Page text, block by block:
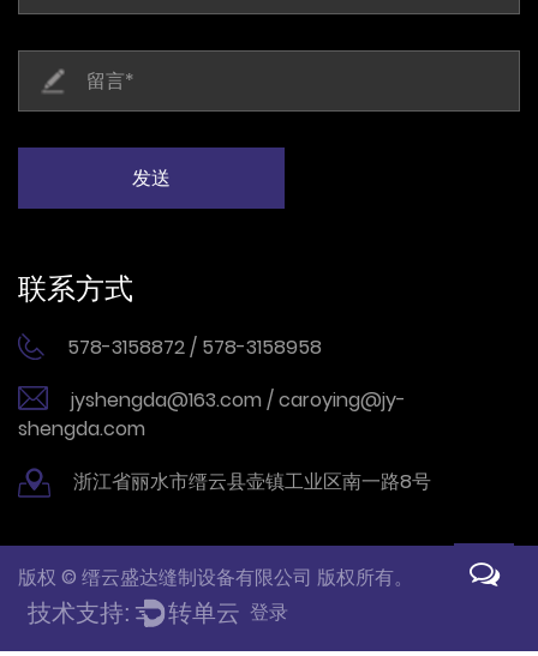
联系方式
578-3158872 / 578-3158958
jyshengda@163.com / caroying@jy-
shengda.com
浙江省丽水市缙云县壶镇工业区南一路8号
版权 © 缙云盛达缝制设备有限公司 版权所有。
登录